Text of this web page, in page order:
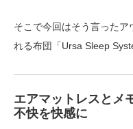
そこで今回はそう言ったア
れる布団「Ursa Sleep
エアマットレスとメ
不快を快感に